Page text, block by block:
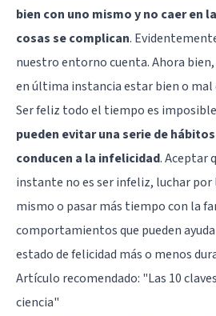
bien con uno mismo y no caer en
cosas se complican.
nuestro entorno cuenta. Ahora bien,
en última instancia estar bien o mal
Ser feliz todo el tiempo es
pueden evitar una serie de
conducen a la infelicidad. Aceptar
instante no es ser infeliz, luchar por
mismoo pasar más tiempo con la
comportamientos que pueden
estado de felicidad más o menos
Artículo recomendado: "Las 10
ciencia"